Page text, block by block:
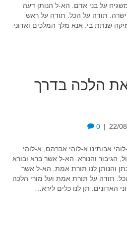
על בני אדם. הא-ל הנותן דעה
תודה על הכל. תודה על ראש
שנתת בי. אנא מלך המלכים ואדוני
הלכה בדרך
22/
|
0
אבותינו א-לוהי אברהם, א-לוהי
הגיבור והנורא. הא-ל אשר ברא ובורא
והנותן לנו תורת אמת. הא-ל אשר
תודה על תורת אמת ועל מורי הלכה
האדונים. תן לנו כלים לירא…